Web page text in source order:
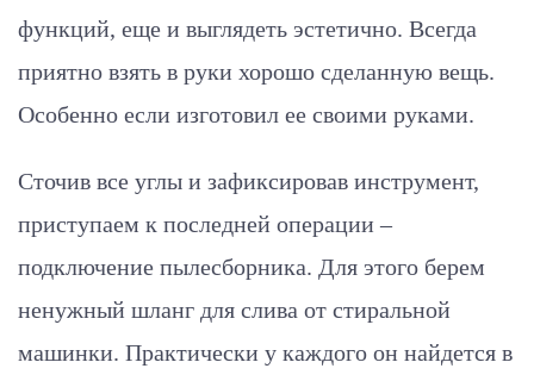
функций, еще и выглядеть эстетично. Всегда
приятно взять в руки хорошо сделанную вещь.
Особенно если изготовил ее своими руками.
Сточив все углы и зафиксировав инструмент,
приступаем к последней операции –
подключение пылесборника. Для этого берем
ненужный шланг для слива от стиральной
машинки. Практически у каждого он найдется в